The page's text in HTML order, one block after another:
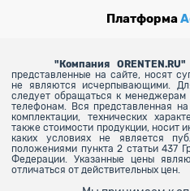
Платформа
" Компания
представленные на сайте, носят
не являются исчерпывающими.
следует обращаться к
телефонам. Вся представленная
комплектации, технических
также стоимости продукции, носит
каких условиях не является
положениями пункта 2 статьи 437
Федерации. Указанные цены
отличаться от действительных цен.